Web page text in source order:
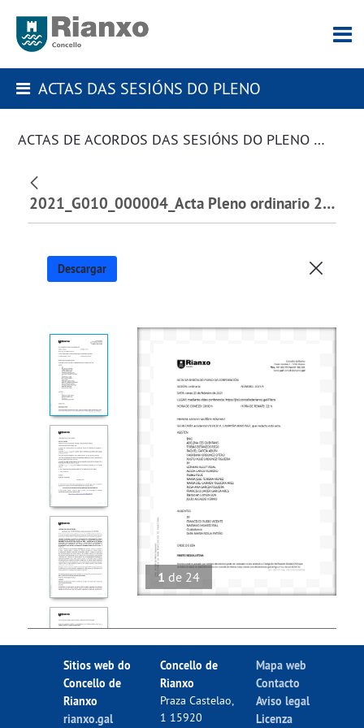
ACTAS DAS SESIÓNS DO PLENO
ACTAS DE ACORDOS DAS SESIÓNS DO PLENO DA CORPORACIÓN
2021_G010_000004_Acta Pleno ordinario 25 de febreiro de 2021_282331.pdf
Descargar
1 de 24
Sitios web do
Concello de
Rianxo
rianxo.gal
Concello de
Rianxo
Praza Castelao,
1 15920
Mapa web
Contacto
Aviso legal
Licenza